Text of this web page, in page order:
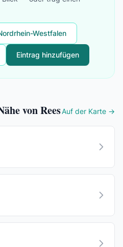
Westfalen
Eintrag hinzufügen
von ReesAuf der Karte →